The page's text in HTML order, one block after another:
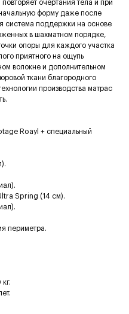
очертания тела и при
форму даже после
система поддержки на основе
в шахматном порядке,
опоры для каждого участка
приятного на ощупь
волокне и дополнительном
ткани благородного
производства матрас
Roayl + специальный
Spring (14 см).
периметра.